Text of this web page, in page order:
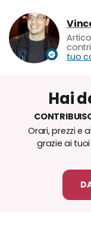
tuo
Hai
Orari, prezzi e
grazie ai